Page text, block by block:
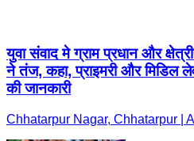
युवा संवाद मे ग्राम प्रधान और
ने तंज, कहा, प्राइमरी और मिडिल
की जानकारी
Chhatarpur Nagar, Chhatarpur |